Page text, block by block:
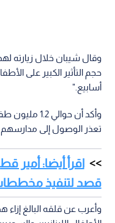
وقال شيبان خلال زيارته
حجم التأثير الكبير على
أسابيع."
وأكد أن
تعذر الوصول إلى مدارسهم
اقرأ أيضا: أمير
قصد لتنفيذ
وأعرب عن قلقه البالغ